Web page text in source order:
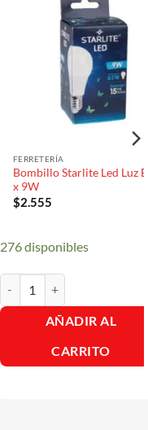
FERRETERÍA
Bombillo Starlite Led Luz
x 9W
$2.555
276 disponibles
AÑADIR AL
CARRITO